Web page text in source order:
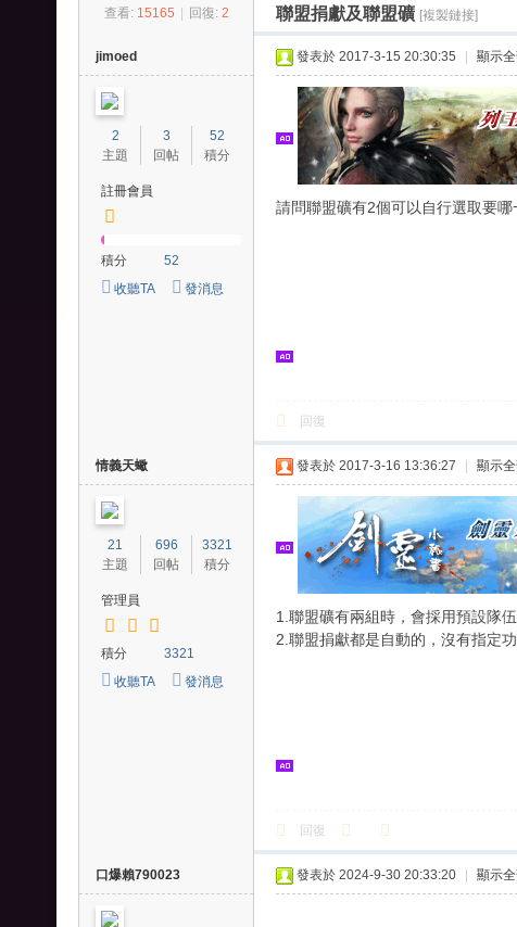
王
查看: 15165 回復: 2 聯盟捐獻及聯盟礦 [複製鏈接]
jimoed
2
主題
3
回帖
52
積分
註冊會員
積分
52
收聽TA
發消息
發表於 2017-3-15 20:30:35 顯示
請問聯盟礦有2個可以自行選取要
回復
情義天蠍
21
主題
696
回帖
3321
積分
管理員
積分
3321
收聽TA
發消息
發表於 2017-3-16 13:36:27 顯示
1.聯盟礦有兩組時，會採用預設隊伍
2.聯盟捐獻都是自動的，沒有指定功
回復
口爆賴790023 發表於 2024-9-30 20:33:20 顯示